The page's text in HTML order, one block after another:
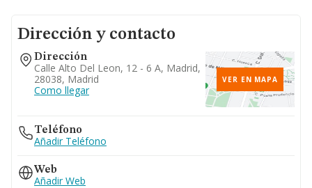
Dirección y contacto
Dirección
Calle Alto Del Leon, 12 - 6 A, Madrid,
28038, Madrid
Como llegar
VER EN MAPA
Teléfono
Añadir Teléfono
Web
Añadir Web